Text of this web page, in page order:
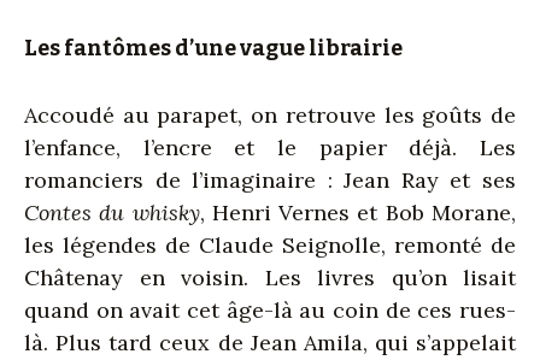
Les fantômes d’une vague librairie
Accoudé au parapet, on retrouve les goûts de
l’enfance, l’encre et le papier déjà. Les
romanciers de l’imaginaire : Jean Ray et ses
Contes du whisky, Henri Vernes et Bob Morane,
les légendes de Claude Seignolle, remonté de
Châtenay en voisin. Les livres qu’on lisait
quand on avait cet âge-là au coin de ces rues-
là. Plus tard ceux de Jean Amila, qui s’appelait